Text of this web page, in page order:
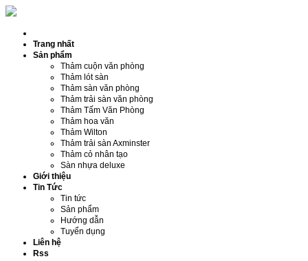
Trang nhất
Sản phẩm
Thảm cuộn văn phòng
Thảm lót sàn
Thảm sàn văn phòng
Thảm trải sàn văn phòng
Thảm Tấm Văn Phòng
Thảm hoa văn
Thảm Wilton
Thảm trải sàn Axminster
Thảm cỏ nhân tạo
Sàn nhựa deluxe
Giới thiệu
Tin Tức
Tin tức
Sản phẩm
Hướng dẫn
Tuyển dụng
Liên hệ
Rss